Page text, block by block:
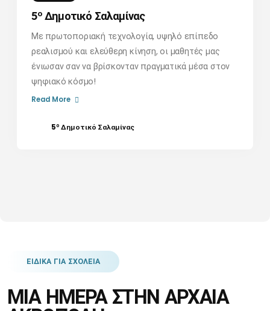
5οΔημοτικό Σαλαμίνας
Με πρωτοποριακή τεχνολογία, υψηλό επίπεδο
ρεαλισμού και ελεύθερη κίνηση, οι μαθητές μας
ένιωσαν σαν να βρίσκονταν πραγματικά μέσα στον
ψηφιακό κόσμο!
Read More
5ο Δημοτικό Σαλαμίνας
ΕΙΔΙΚΑ ΓΙΑ ΣΧΟΛΕΙΑ
ΜΙΑ ΗΜΕΡΑ ΣΤΗΝ ΑΡΧΑΙΑ